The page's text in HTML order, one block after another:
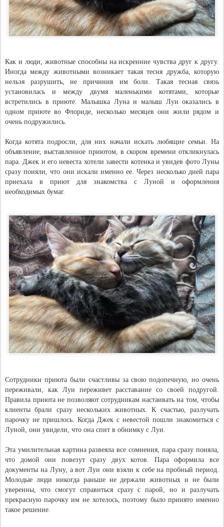
Как и люди, животные способны на искренние чувства друг к другу.
Иногда между животными возникает такая тесня дружба, которую
нельзя разрушить, не причинив им боли. Такая тесная связь
установилась и между двумя маленькими котятами, которые
встретились в приюте. Малышка Луна и малыш Луи оказались в
одном приюте во Флориде, несколько месяцев они жили рядом и
очень подружились.
Когда котята подросли, для них начали искать любящие семьи. На
объявление, выставленное приютом, в скором времени откликнулась
пара. Джек и его невеста хотели завести котенка и увидев фото Луны
сразу поняли, что они искали именно ее. Через несколько дней пара
приехала в приют для знакомства с Луной и оформления
необходимых бумаг.
Сотрудники приюта были счастливы за свою подопечную, но очень
переживали, как Луи переживет расставание со своей подругой.
Правила приюта не позволяют сотрудникам настаивать на том, чтобы
клиенты брали сразу нескольких животных. К счастью, разлучать
парочку не пришлось. Когда Джек с невестой пошли знакомиться с
Луной, они увидели, что она спит в обнимку с Луи.
Эта умилительная картина развеяла все сомнения, пара сразу поняла,
что домой они повезут сразу двух котов. Пара оформила все
документы на Луну, а вот Луи они взяли к себе на пробный период.
Молодые люди никогда раньше не держали животных и не были
уверенны, что смогут справиться сразу с парой, но и разлучать
прекрасную парочку им не хотелось, поэтому было принято именно
такое решение.